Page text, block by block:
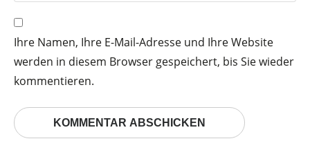
Ihre Namen, Ihre E-Mail-Adresse und Ihre Website
werden in diesem Browser gespeichert, bis Sie wieder
kommentieren.